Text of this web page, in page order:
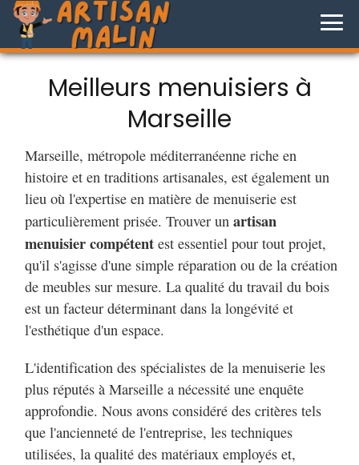
Meilleurs menuisiers à
Marseille
Marseille, métropole méditerranéenne riche en
histoire et en traditions artisanales, est également un
lieu où l'expertise en matière de menuiserie est
particulièrement prisée. Trouver un artisan
menuisier compétent est essentiel pour tout projet,
qu'il s'agisse d'une simple réparation ou de la création
de meubles sur mesure. La qualité du travail du bois
est un facteur déterminant dans la longévité et
l'esthétique d'un espace.
L'identification des spécialistes de la menuiserie les
plus réputés à Marseille a nécessité une enquête
approfondie. Nous avons considéré des critères tels
que l'ancienneté de l'entreprise, les techniques
utilisées, la qualité des matériaux employés et,